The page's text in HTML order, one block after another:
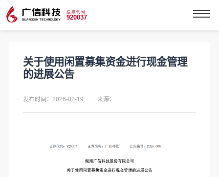
股票代码
920037
关于使用闲置募集资金进行现金管理
的进展公告
发布时间：2026-02-19 来源：